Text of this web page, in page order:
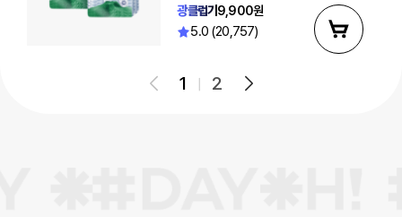
광클럽가9,900원
5.0 (20,757)
1 2